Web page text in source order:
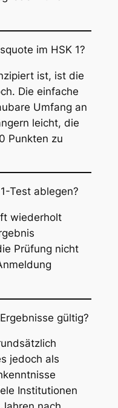
im HSK 1?
ist, ist die
Die einfache
Umfang an
leicht, die
Punkten zu
Test ablegen?
wiederholt
Prüfung nicht
gültig?
jedoch als
Institutionen